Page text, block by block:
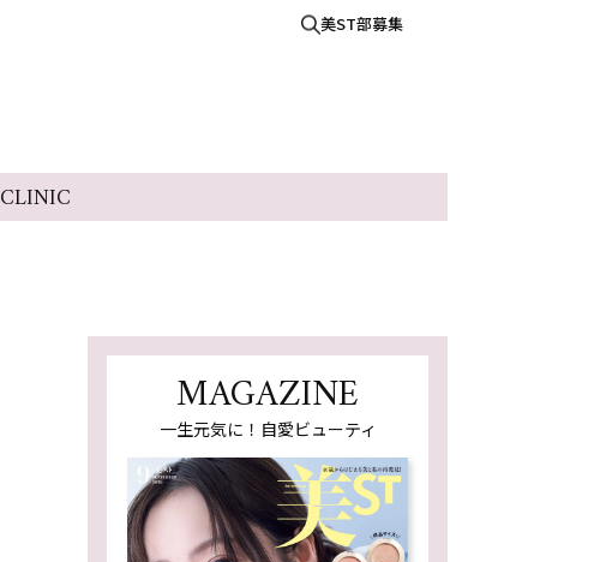
美ST部募集
CLINIC
MAGAZINE
一生元気に！自愛ビューティ